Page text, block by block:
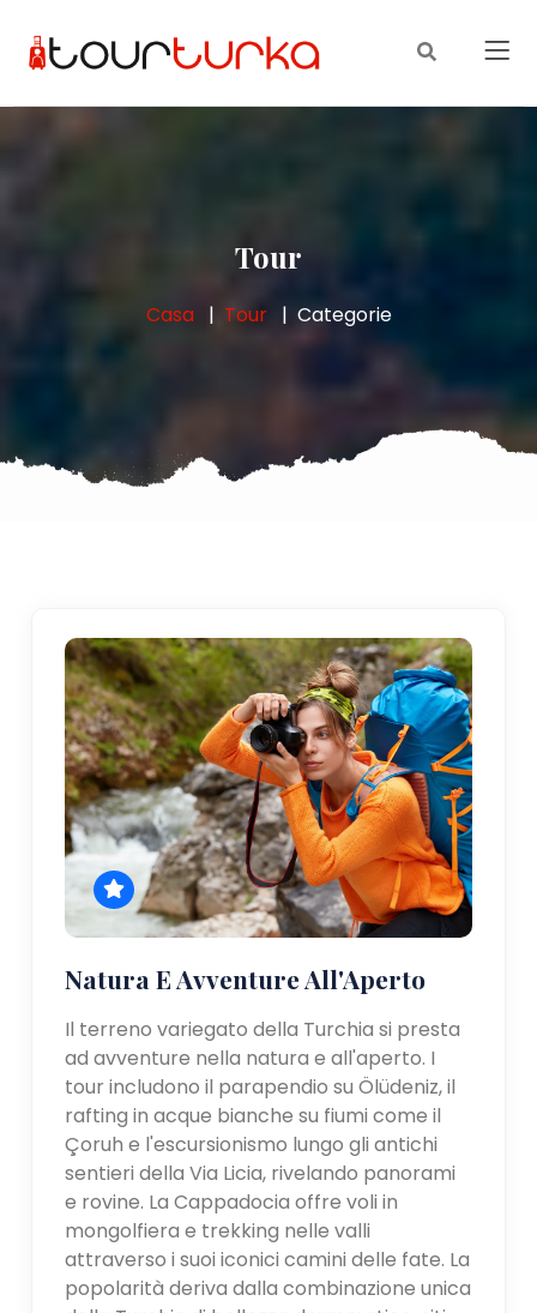
Tour
Casa Tour Categorie
Natura E Avventure All'Aperto
Il terreno variegato della Turchia si presta
ad avventure nella natura e all'aperto. I
tour includono il parapendio su Ölüdeniz, il
rafting in acque bianche su fiumi come il
Çoruh e l'escursionismo lungo gli antichi
sentieri della Via Licia, rivelando panorami
e rovine. La Cappadocia offre voli in
mongolfiera e trekking nelle valli
attraverso i suoi iconici camini delle fate. La
popolarità deriva dalla combinazione unica